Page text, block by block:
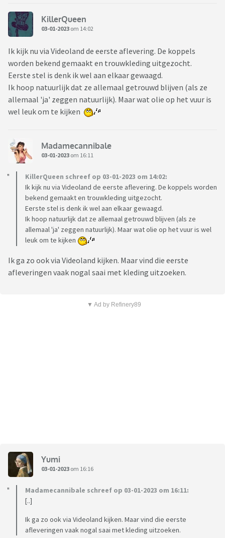
KillerQueen
03-01-2023 om 14:02
Ik kijk nu via Videoland de eerste aflevering. De koppels
worden bekend gemaakt en trouwkleding uitgezocht.
Eerste stel is denk ik wel aan elkaar gewaagd.
Ik hoop natuurlijk dat ze allemaal getrouwd blijven (als ze
allemaal 'ja' zeggen natuurlijk). Maar wat olie op het vuur is
wel leuk om te kijken
Madamecannibale
03-01-2023 om 16:11
KillerQueen schreef op 03-01-2023 om 14:02:
Ik kijk nu via Videoland de eerste aflevering. De koppels worden
bekend gemaakt en trouwkleding uitgezocht.
Eerste stel is denk ik wel aan elkaar gewaagd.
Ik hoop natuurlijk dat ze allemaal getrouwd blijven (als ze
allemaal 'ja' zeggen natuurlijk). Maar wat olie op het vuur is wel
leuk om te kijken
Ik ga zo ook via Videoland kijken. Maar vind die eerste
afleveringen vaak nogal saai met kleding uitzoeken.
▼ Ad by Refinery89
Yumi
03-01-2023 om 16:16
Madamecannibale schreef op 03-01-2023 om 16:11:
[..]
Ik ga zo ook via Videoland kijken. Maar vind die eerste
afleveringen vaak nogal saai met kleding uitzoeken.